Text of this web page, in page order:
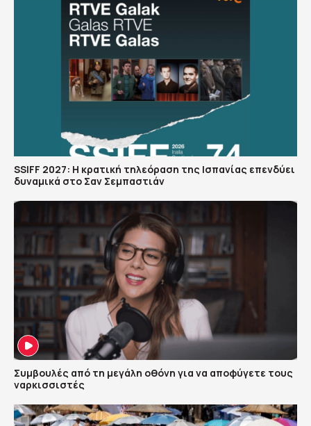
SSIFF 2027: Η κρατική τηλεόραση της Ισπανίας επενδύει
δυναμικά στο Σαν Σεμπαστιάν
Συμβουλές από τη μεγάλη οθόνη για να αποφύγετε τους
ναρκισσιστές